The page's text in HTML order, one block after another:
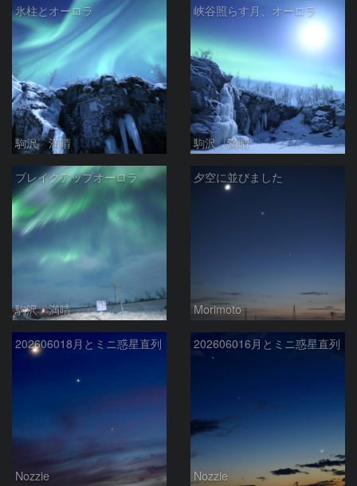
氷柱とオーロラ
駒沢 満晴
峡谷照らす月、オーロラ
駒沢 満晴
ブレイクアップオーロラ
駒沢 満晴
夕空に並びました
Morimoto
202606018月とミニ惑星直列
Nozzie
202606016月とミニ惑星直列
Nozzie